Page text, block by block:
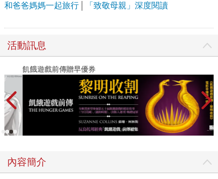
和爸爸媽媽一起旅行 「致敬母親」深度閱讀
活動訊息
飢餓遊戲前傳贈早優券
內容簡介